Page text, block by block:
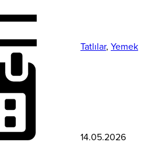
Tatlılar, Yemek
14.05.2026